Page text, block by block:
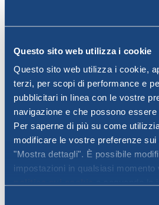
Questo sito web utilizza i cookie
Questo sito web utilizza i cookie,
terzi, per scopi di performance e
pubblicitari in linea con le vostre
navigazione e che possono
Per saperne di più su come
modificare le vostre preferenze
"Mostra dettagli". È possibile
impostazioni in qualsiasi momento
salsa a base di pangrattato,
Oltre ai gustosi salumi, in
assaggiare prelibatezze di
alcuni piatti famosi e
Civet de sanglier
Ilcinghialein casseruola è
tipici: si tratta di cinghiale
preparato in casseruola con
castagne, finocchio, aglio,